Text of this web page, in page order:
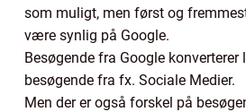
som muligt, men først og
være synlig på Google.
Besøgende fra Google konverterer
besøgende fra fx. Sociale Medier.
Men der er også forskel på